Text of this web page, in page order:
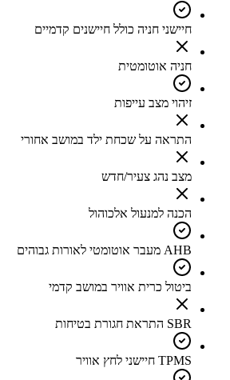
חיישני חניה כולל חיישנים קדמיים
חניה אוטומטית
זיהוי מצב עייפות
התראה על שכחת ילד במושב אחורי
מצב נהג צעיר/חדש
הכנה למנעול אלכוהול
AHB מעבר אוטומטי לאורות גבוהים
ביטול כרית אוויר במושב קדמי
SBR התראת חגורת בטיחות
TPMS חיישני לחץ אוויר